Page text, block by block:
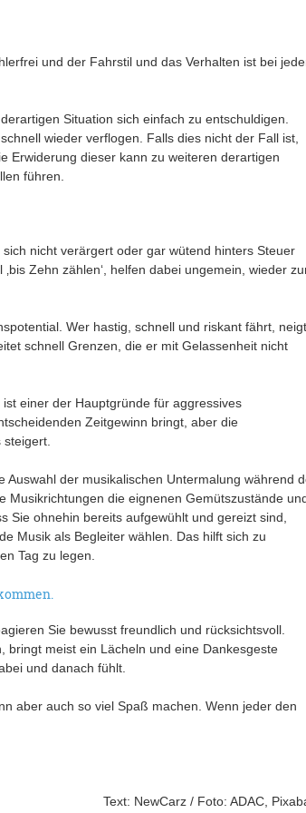
und der Fahrstil und das Verhalten ist bei
Situation sich einfach zu entschuldigen.
wieder verflogen. Falls dies nicht der Fall ist,
Erwiderung dieser kann zu weiteren derartigen
führen.
nicht verärgert oder gar wütend hinters Steuer
Zehn zählen‘, helfen dabei ungemein, wieder
Wer hastig, schnell und riskant fährt, neigt
schnell Grenzen, die er mit Gelassenheit nicht
einer der Hauptgründe für aggressives
Zeitgewinn bringt, aber die
der musikalischen Untermalung während
die eignenen Gemütszustände
Sie ohnehin bereits aufgewühlt und gereizt sind,
Musik als Begleiter wählen. Das hilft sich zu
Tag zu legen.
Sie bewusst freundlich und rücksichtsvoll.
bringt meist ein Lächeln und eine Dankesgeste
und danach fühlt.
aber auch so viel Spaß machen. Wenn jeder den
Text: NewCarz / Foto: ADAC,